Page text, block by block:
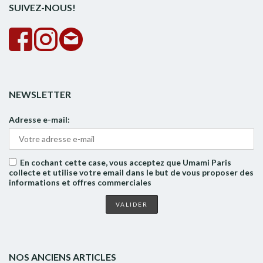
SUIVEZ-NOUS!
NEWSLETTER
Adresse e-mail:
En cochant cette case, vous acceptez que Umami Paris
collecte et utilise votre email dans le but de vous proposer des
informations et offres commerciales
NOS ANCIENS ARTICLES